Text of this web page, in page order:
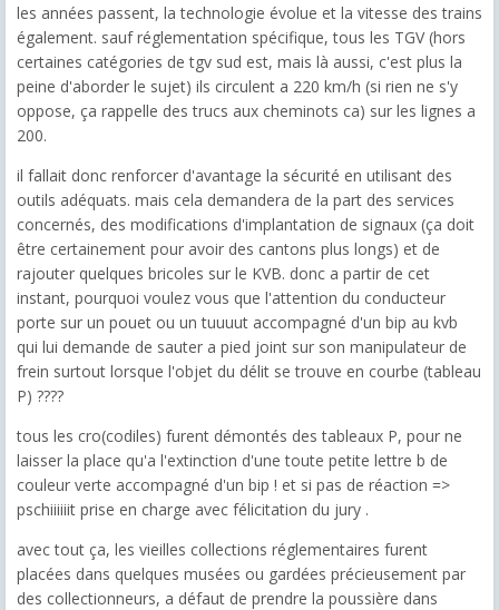
les années passent, la technologie évolue et la vitesse des trains
également. sauf réglementation spécifique, tous les TGV (hors
certaines catégories de tgv sud est, mais là aussi, c'est plus la
peine d'aborder le sujet) ils circulent a 220 km/h (si rien ne s'y
oppose, ça rappelle des trucs aux cheminots ca) sur les lignes a
200.
il fallait donc renforcer d'avantage la sécurité en utilisant des
outils adéquats. mais cela demandera de la part des services
concernés, des modifications d'implantation de signaux (ça doit
être certainement pour avoir des cantons plus longs) et de
rajouter quelques bricoles sur le KVB. donc a partir de cet
instant, pourquoi voulez vous que l'attention du conducteur
porte sur un pouet ou un tuuuut accompagné d'un bip au kvb
qui lui demande de sauter a pied joint sur son manipulateur de
frein surtout lorsque l'objet du délit se trouve en courbe (tableau
P) ????
tous les cro(codiles) furent démontés des tableaux P, pour ne
laisser la place qu'a l'extinction d'une toute petite lettre b de
couleur verte accompagné d'un bip ! et si pas de réaction =>
pschiiiiiit prise en charge avec félicitation du jury .
avec tout ça, les vieilles collections réglementaires furent
placées dans quelques musées ou gardées précieusement par
des collectionneurs, a défaut de prendre la poussière dans